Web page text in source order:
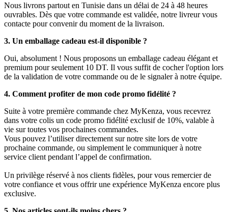
Nous livrons partout en Tunisie dans un délai de 24 à 48 heures
ouvrables. Dès que votre commande est validée, notre livreur vous
contacte pour convenir du moment de la livraison.
3. Un emballage cadeau est-il disponible ?
Oui, absolument ! Nous proposons un emballage cadeau élégant et
premium pour seulement 10 DT. Il vous suffit de cocher l'option lors
de la validation de votre commande ou de le signaler à notre équipe.
4. Comment profiter de mon code promo fidélité ?
Suite à votre première commande chez MyKenza, vous recevrez
dans votre colis un code promo fidélité exclusif de 10%, valable à
vie sur toutes vos prochaines commandes.
Vous pouvez l’utiliser directement sur notre site lors de votre
prochaine commande, ou simplement le communiquer à notre
service client pendant l’appel de confirmation.
Un privilège réservé à nos clients fidèles, pour vous remercier de
votre confiance et vous offrir une expérience MyKenza encore plus
exclusive.